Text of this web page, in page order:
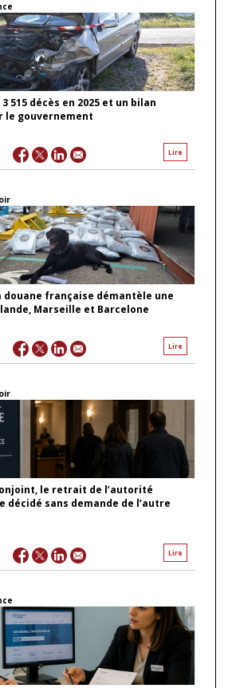
515 décès en 2025 et un bilan
le gouvernement
Lire
douane française démantèle une
Marseille et Barcelone
Lire
le retrait de l’autorité
sans demande de l’autre
Lire